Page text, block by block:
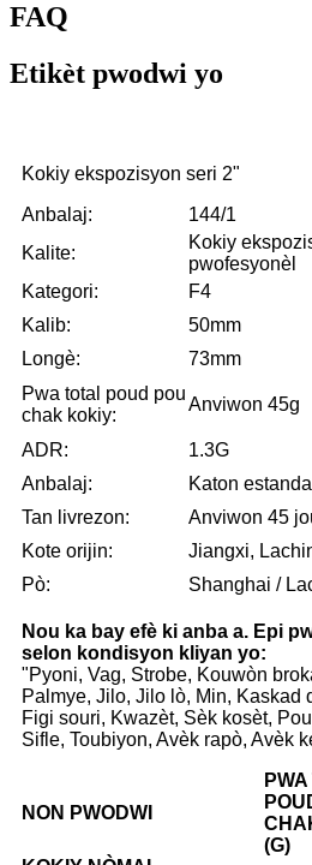
FAQ
Etikèt pwodwi yo
Kokiy ekspozisyon seri 2"
Anbalaj:
144/1
Kalite:
Kokiy
pwofesyonèl
Kategori:
F4
Kalib:
50mm
Longè:
73mm
Pwa total poud pou
chak kokiy:
Anviwon 45g
ADR:
1.3G
Anbalaj:
Katon
Tan livrezon:
Anviwon 45
Kote orijin:
Jiangxi,
Pò:
Shanghai /
Nou ka bay efè ki anba a. Epi
selon kondisyon kliyan yo:
"Pyoni, Vag, Strobe, Kouwòn
Palmye, Jilo, Jilo lò, Min, Kaskad
Figi souri, Kwazèt, Sèk kosèt,
Sifle, Toubiyon, Avèk rapò, Avèk
NON PWODWI
(G)